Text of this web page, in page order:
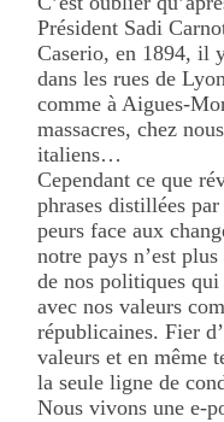
Président Sadi
Caserio, en 1894, il
dans les rues de
comme à Aigues-
massacres, chez
italiens…
Cependant ce que
phrases distillées
peurs face aux
notre pays n’est
de nos politiques
avec nos valeurs
républicaines. Fier
valeurs et en même
la seule ligne de
Nous vivons une e-